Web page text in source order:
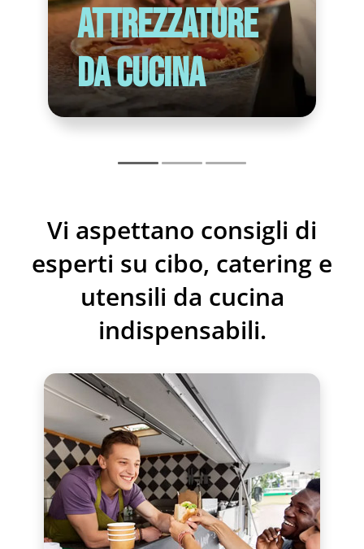
Attrezzature
da cucina
Vi aspettano consigli di
esperti su cibo, catering e
utensili da cucina
indispensabili.